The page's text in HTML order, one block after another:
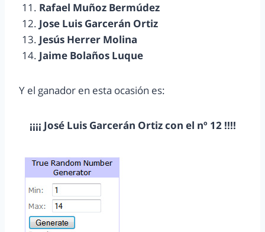
Rafael Muñoz Bermúdez
Jose Luis Garcerán Ortiz
Jesús Herrer Molina
Jaime Bolaños Luque
Y el ganador en esta ocasión es:
¡¡¡¡ José Luis Garcerán Ortiz con el nº 12 !!!!